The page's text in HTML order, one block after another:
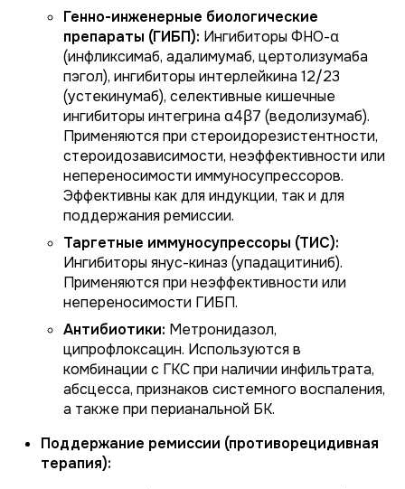
Генно-инженерные биологические
препараты (ГИБП): Ингибиторы ФНО-α
(инфликсимаб, адалимумаб, цертолизумаба
пэгол), ингибиторы интерлейкина 12/23
(устекинумаб), селективные кишечные
ингибиторы интегрина α4β7 (ведолизумаб).
Применяются при стероидорезистентности,
стероидозависимости, неэффективности или
непереносимости иммуносупрессоров.
Эффективны как для индукции, так и для
поддержания ремиссии.
Таргетные иммуносупрессоры (ТИС):
Ингибиторы янус-киназ (упадацитиниб).
Применяются при неэффективности или
непереносимости ГИБП.
Антибиотики: Метронидазол,
ципрофлоксацин. Используются в
комбинации с ГКС при наличии инфильтрата,
абсцесса, признаков системного воспаления,
а также при перианальной БК.
Поддержание ремиссии (противорецидивная
терапия):